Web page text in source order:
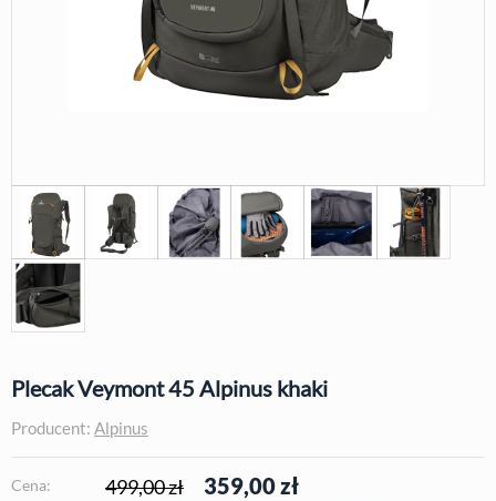
Plecak Veymont 45 Alpinus khaki
Producent: Alpinus
Cena: 499,00 zł 359,00 zł